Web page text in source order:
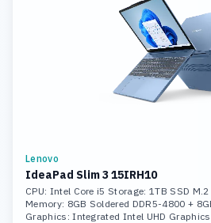
Lenovo
IdeaPad Slim 3 15IRH10
CPU: Intel Core i5 Storage: 1TB SSD
Memory: 8GB Soldered DDR5-4800 +
Graphics: Integrated Intel UHD